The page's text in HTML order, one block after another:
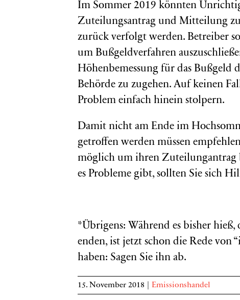
Im Sommer 2019 könnten
Zuteilungsantrag und Mitteilung
zurück verfolgt werden. Betreiber
um Bußgeldverfahren
Höhenbemessung für das Bußgeld
Behörde zu zugehen. Auf keinen
Problem einfach hinein stolpern.
Damit nicht am Ende im
getroffen werden müssen
möglich um ihren Zuteilungantrag
es Probleme gibt, sollten Sie sich
*Übrigens: Während es bisher
enden, ist jetzt schon die Rede von
haben: Sagen Sie ihn ab.
15. November 2018 Emissionshandel